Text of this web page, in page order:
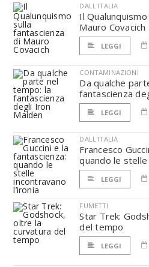
DALL'ITALIA
Il
Mauro Covacich
LEGGI
CONTAMINAZIONI
Da qualche
fantascienza
LEGGI
DALL'ITALIA
Francesco
quando le stelle
LEGGI
FUMETTI
Star Trek:
del tempo
LEGGI